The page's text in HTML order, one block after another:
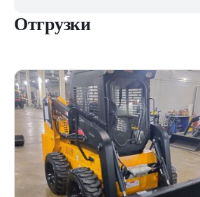
Отгрузки